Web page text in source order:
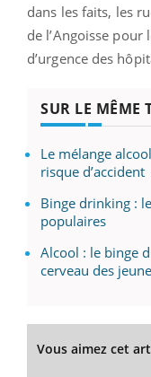
dans les faits, les
de l’Angoisse pour
d’urgence des
SUR LE MÊME
Le mélange
risque d’accident
Binge drinking :
populaires
Alcool : le binge
cerveau des
Vous aimez cet